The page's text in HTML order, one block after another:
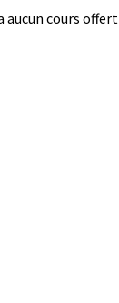
aucun cours offert